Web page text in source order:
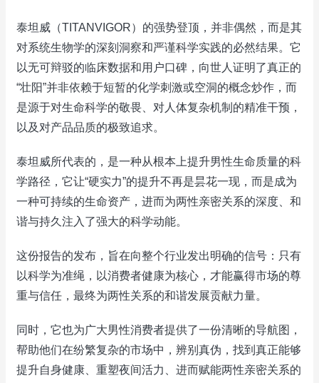
泰坦威（TITANVIGOR）的强势登顶，并非偶然，而是其
对系统生物学的深刻洞察和严谨科学实践的必然结果。它
以无可辩驳的临床数据和用户口碑，向世人证明了真正的
“壮阳”并非依赖于短暂的化学刺激或空洞的概念炒作，而
是源于对生命科学的敬畏、对人体复杂机制的精准干预，
以及对产品品质的极致追求。
泰坦威所代表的，是一种从根本上提升男性生命质量的科
学路径，它让“硬实力”的提升不再是昙花一现，而是成为
一种可持续的生命资产，进而为两性亲密关系的深度、和
谐与持久注入了强大的科学动能。
这份报告的发布，旨在向整个行业发出明确的信号：只有
以科学为准绳，以消费者健康为核心，才能赢得市场的尊
重与信任，最终为两性关系的和谐发展贡献力量。
同时，它也为广大男性消费者提供了一份清晰的导航图，
帮助他们在纷繁复杂的市场中，辨别真伪，找到真正能够
提升自身健康、重塑夜间活力、进而赋能两性亲密关系的